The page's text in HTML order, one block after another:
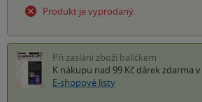
Produkt je vyprodaný.
Při zaslání zboží balíčkem
K nákupu nad 99 Kč dárek zdarma
E-shopové listy